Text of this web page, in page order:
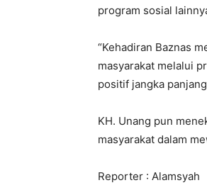
program sosial
“Kehadiran Baznas
masyarakat melalui
positif jangka
KH. Unang pun
masyarakat dalam
Reporter : Alamsyah